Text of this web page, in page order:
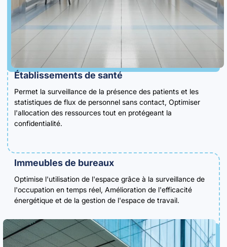
Établissements de santé
Permet la surveillance de la présence des patients et les
statistiques de flux de personnel sans contact, Optimiser
l'allocation des ressources tout en protégeant la
confidentialité.
Immeubles de bureaux
Optimise l'utilisation de l'espace grâce à la surveillance de
l'occupation en temps réel, Amélioration de l'efficacité
énergétique et de la gestion de l'espace de travail.